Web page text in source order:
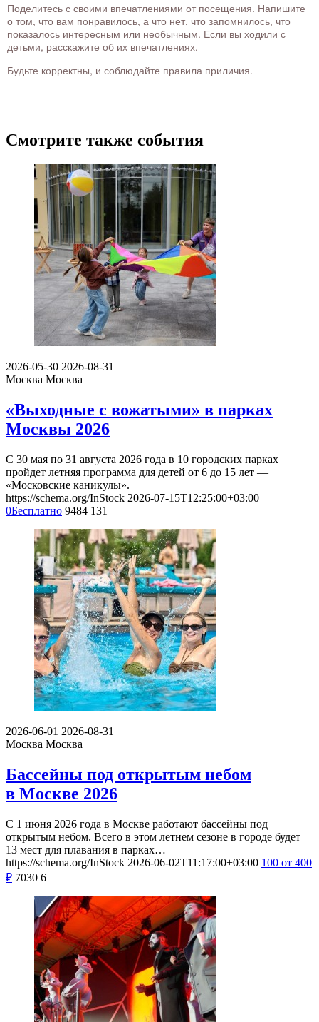
Поделитесь с своими впечатлениями от посещения. Напишите
о том, что вам понравилось, а что нет, что запомнилось, что
показалось интересным или необычным. Если вы ходили с
детьми, расскажите об их впечатлениях.
Будьте корректны, и соблюдайте правила приличия.
Смотрите также события
2026-05-30 2026-08-31
Москва Москва
«Выходные с вожатыми» в парках
Москвы 2026
С 30 мая по 31 августа 2026 года в 10 городских парках
пройдет летняя программа для детей от 6 до 15 лет —
«Московские каникулы».
https://schema.org/InStock 2026-07-15T12:25:00+03:00
0Бесплатно 9484 131
2026-06-01 2026-08-31
Москва Москва
Бассейны под открытым небом
в Москве 2026
С 1 июня 2026 года в Москве работают бассейны под
открытым небом. Всего в этом летнем сезоне в городе будет
13 мест для плавания в парках…
https://schema.org/InStock 2026-06-02T11:17:00+03:00 100 от 400
₽ 7030 6